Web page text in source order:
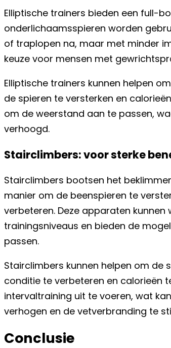
Elliptische trainers bieden een full-
onderlichaamsspieren worden
of traplopen na, maar met minder
keuze voor mensen met
Elliptische trainers kunnen helpen
de spieren te versterken en
om de weerstand aan te passen,
verhoogd.
Stairclimbers: voor sterke
Stairclimbers bootsen het
manier om de beenspieren te
verbeteren. Deze apparaten
trainingsniveaus en bieden de
passen.
Stairclimbers kunnen helpen om de
conditie te verbeteren en calorieën
intervaltraining uit te voeren, wat
verhogen en de vetverbranding te
Conclusie